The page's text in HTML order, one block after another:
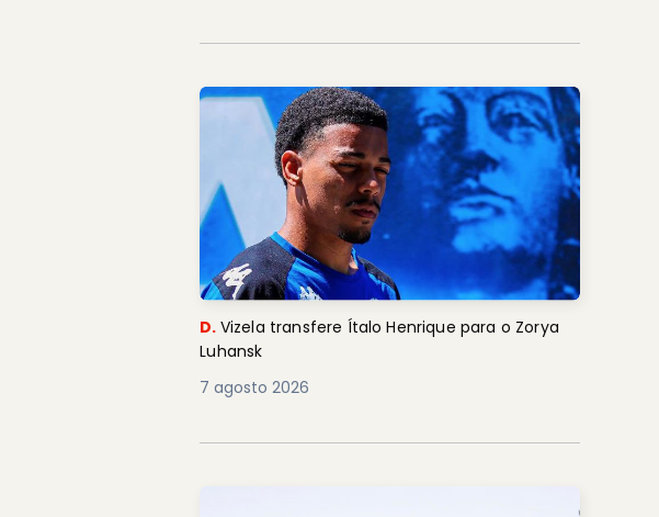
D. Vizela transfere Ítalo Henrique para o Zorya
Luhansk
7 agosto 2026